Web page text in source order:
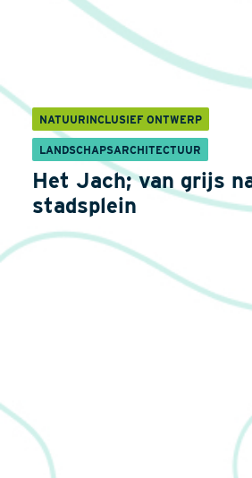
NATUURINCLUSIEF ONTWERP
LANDSCHAPSARCHITECTUUR
Het Jach; van grijs
stadsplein